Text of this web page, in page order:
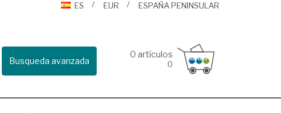
ES
EUR ESPAÑA PENINSULAR
Busqueda avanzada
0 artículos
0